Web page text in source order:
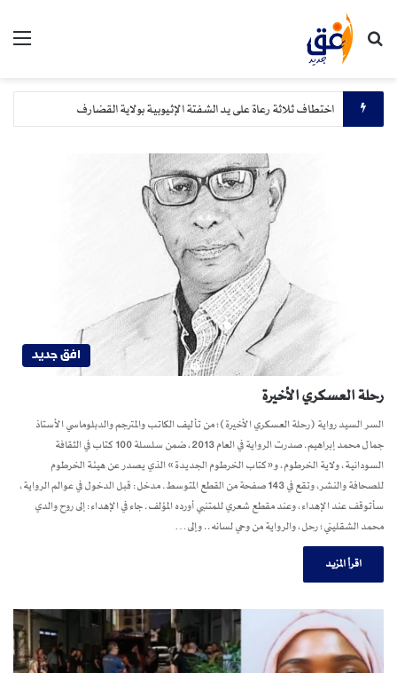
بحث عن
اختطاف ثلاثة رعاة على يد الشفتة الإثيوبية بولاية القضارف
افق جديد
رحلة العسكري الأخيرة
السر السيد رواية (رحلة العسكري الأخيرة)؛ من تأليف الكاتب والمترجم والدبلوماسي الأستاذ
جمال محمد إبراهيم. صدرت الرواية في العام 2013، ضمن سلسلة 100 كتاب في الثقافة
السودانية، ولاية الخرطوم، و«كتاب الخرطوم الجديدة» الذي يصدر عن هيئة الخرطوم
للصحافة والنشر، وتقع في 143 صفحة من القطع المتوسط. مدخل: قبل الدخول في عوالم الرواية،
سأتوقف عند الإهداء، وعند مقطع شعري للمتنبي أورده المؤلف. جاء في الإهداء: إلى روح والدي
محمد الشقليني؛ رحل، والرواية من وحي لسانه.. وإلى…
اقرأ المزيد